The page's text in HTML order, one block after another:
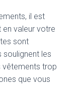
il est
valeur votre
sont
soulignent les
vêtements trop
que vous